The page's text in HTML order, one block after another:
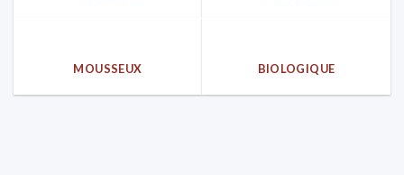
MOUSSEUX BIOLOGIQUE